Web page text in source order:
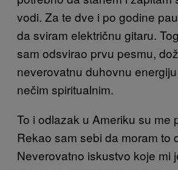
vodi. Za te dve i po godine
da sviram električnu gitaru.
sam odsvirao prvu pesmu,
neverovatnu duhovnu
nečim spiritualnim.
To i odlazak u Ameriku su me
Rekao sam sebi da moram to
Neverovatno iskustvo koje mi